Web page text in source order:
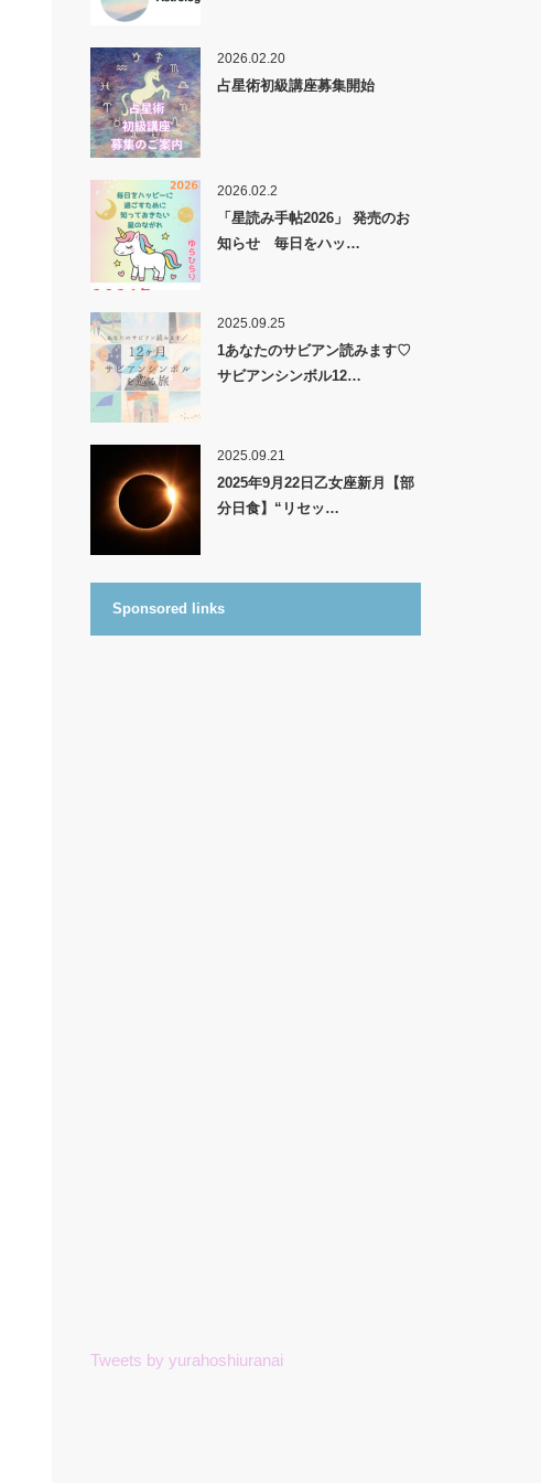
2026.02.20
占星術初級講座募集開始
2026.02.2
「星読み手帖2026」 発売のお
知らせ 毎日をハッ…
2025.09.25
1あなたのサビアン読みます♡
サビアンシンボル12…
2025.09.21
2025年9月22日乙女座新月【部
分日食】“リセッ…
Sponsored links
Tweets by yurahoshiuranai